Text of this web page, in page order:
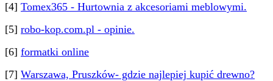
[4] Tomex365 - Hurtownia z akcesoriami meblowymi.
[5] robo-kop.com.pl - opinie.
[6] formatki online
[7] Warszawa, Pruszków- gdzie najlepiej kupić drewno?